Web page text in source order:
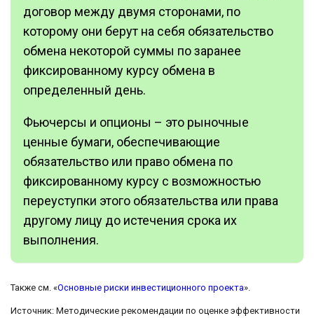
договор между двумя сторонами, по
которому они берут на себя обязательство
обмена некоторой суммы по заранее
фиксированному курсу обмена в
определенный день.
Фьючерсы и опционы – это рыночные
ценные бумаги, обеспечивающие
обязательство или право обмена по
фиксированному курсу с возможностью
переуступки этого обязательства или права
другому лицу до истечения срока их
выполнения.
Также см. «Основные риски инвестиционного проекта».
Источник: Методические рекомендации по оценке эффективности